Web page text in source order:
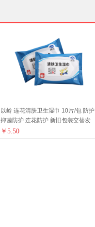
以岭 连花清肤卫生湿巾 10片/包 防护
抑菌防护 连花防护 新旧包装交替发
货 连花健康
￥ 5.50